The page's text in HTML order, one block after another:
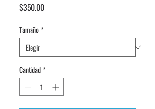
$350.00Precio
Tamaño*
Cantidad*